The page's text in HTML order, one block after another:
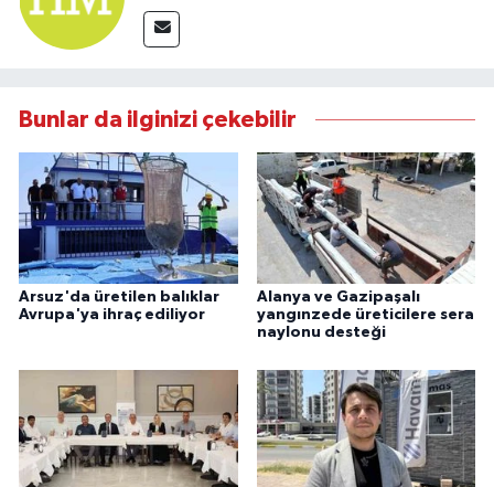
Bunlar da ilginizi çekebilir
Arsuz'da üretilen balıklar
Avrupa'ya ihraç ediliyor
Alanya ve Gazipaşalı
yangınzede üreticilere sera
naylonu desteği